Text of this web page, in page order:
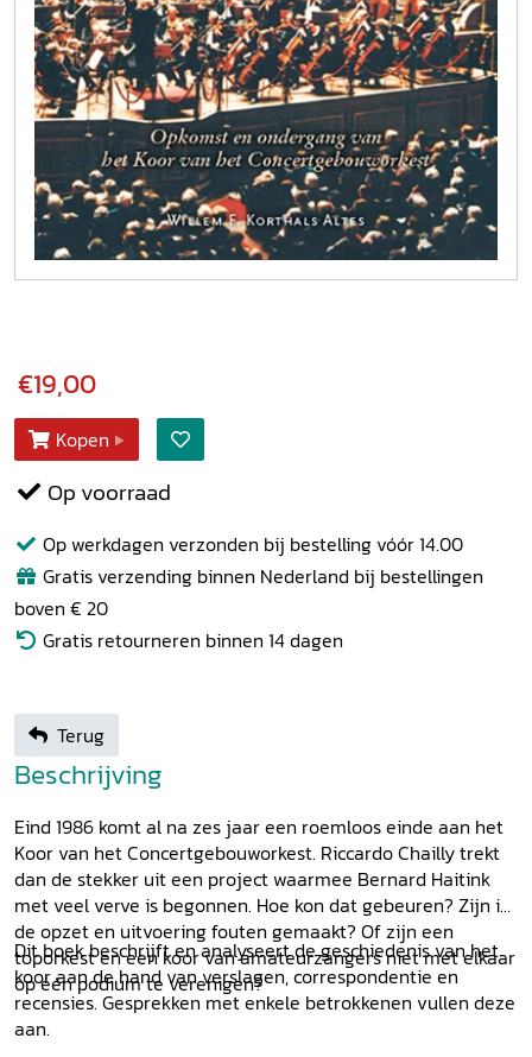
€19,00
Kopen
Op voorraad
Op werkdagen verzonden bij bestelling vóór 14.00
Gratis verzending binnen Nederland bij bestellingen
boven € 20
Gratis retourneren binnen 14 dagen
Terug
Beschrijving
Eind 1986 komt al na zes jaar een roemloos einde aan het
Koor van het Concertgebouworkest. Riccardo Chailly trekt
dan de stekker uit een project waarmee Bernard Haitink
met veel verve is begonnen. Hoe kon dat gebeuren? Zijn in
de opzet en uitvoering fouten gemaakt? Of zijn een
toporkest en een koor van amateurzangers niet met elkaar
op één podium te verenigen?
Dit boek beschrijft en analyseert de geschiedenis van het
koor aan de hand van verslagen, correspondentie en
recensies. Gesprekken met enkele betrokkenen vullen deze
aan.